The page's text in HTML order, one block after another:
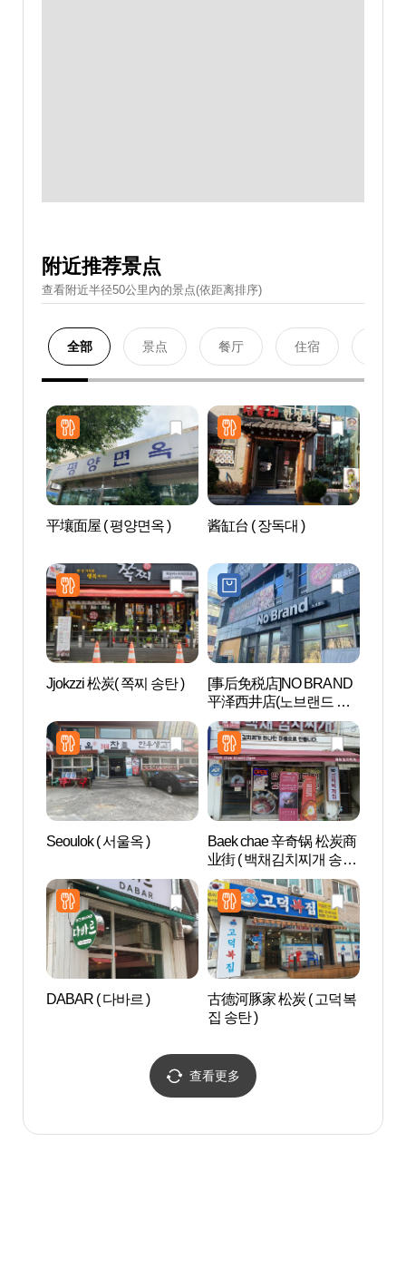
附近推荐景点
查看附近半径50公里內的景点(依距离排序)
全部 景点 餐厅 住宿
平壤面屋 ( 평양면옥 ) 酱缸台 ( 장독대 )
Jjokzzi 松炭( 쪽찌 송탄 )
[事后免税店]NO BRAND
平泽西井店(노브랜드 평
택서정점)
Seoulok ( 서울옥 )
Baek chae 辛奇锅 松炭商
业街 ( 백채김치찌개 송탄
쇼핑로 )
DABAR ( 다바르 )
古德河豚家 松炭 ( 고덕복
집 송탄 )
查看更多